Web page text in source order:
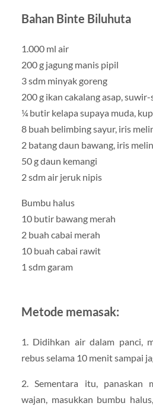
Bahan Binte Biluhuta
1.000 ml air
200 g jagung manis pipil
3 sdm minyak goreng
200 g ikan cakalang asap,
¼ butir kelapa supaya muda,
8 buah belimbing sayur, iris
2 batang daun bawang, iris
50 g daun kemangi
2 sdm air jeruk nipis
Bumbu halus
10 butir bawang merah
2 buah cabai merah
10 buah cabai rawit
1 sdm garam
Metode memasak:
1. Didihkan air dalam panci,
rebus selama 10 menit sampai
2. Sementara itu, panaskan
wajan, masukkan bumbu